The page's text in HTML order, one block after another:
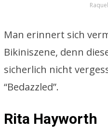
Man erinnert sich
Bikiniszene, denn
sicherlich nicht
“Bedazzled”.
Rita Hayworth